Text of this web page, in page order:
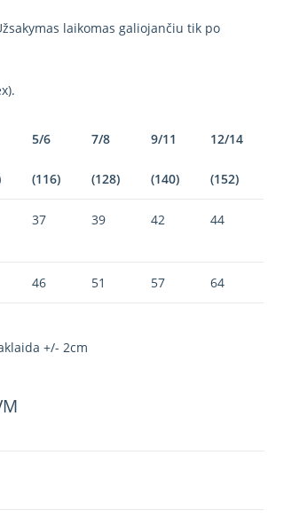
laikomas galiojančiu tik po
5/6
(116)
7/8
(128)
9/11
(140)
12/14
(152)
37 39 42 44
46 51 57 64
+/- 2cm